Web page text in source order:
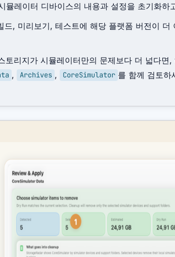
뮬레이터 디바이스의 내용과 설정을 초기화하
드, 미리보기, 테스트에 해당 플랫폼 버전이
토리지가 시뮬레이터만의 문제보다 더 넓다면
, Archives , CoreSimulator 를 함께 검토하